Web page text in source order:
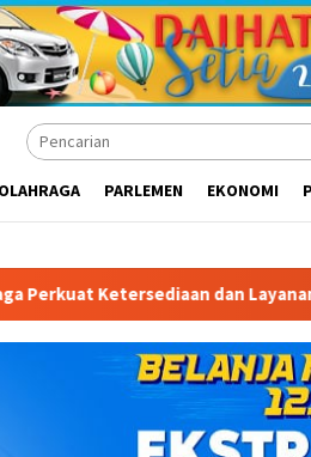
OLAHRAGA PARLEMEN EKONOMI
dan Layanan Penyaluran BBM di